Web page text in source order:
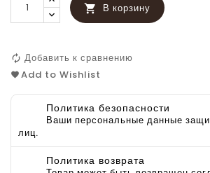
 В корзину
Добавить к сравнению
Add to Wishlist
Политика безопасности
Ваши персональные данные
лиц.
Политика возврата